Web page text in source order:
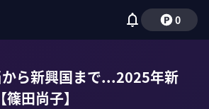
0
ら新興国まで...2025年新
田尚子】